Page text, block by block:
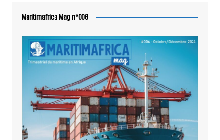
Maritimafrica Mag n°006